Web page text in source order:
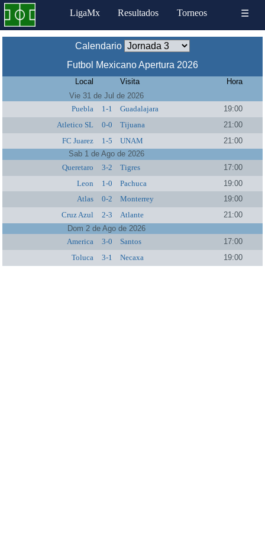
LigaMx Resultados Torneos ☰
Calendario
Futbol Mexicano Apertura 2026
Local Visita
Hora
Vie 31 de Jul de 2026
Puebla
1-1 Guadalajara
19:00
Atletico SL
0-0 Tijuana
21:00
FC Juarez
1-5 UNAM
21:00
Sab 1 de Ago de 2026
Queretaro
3-2 Tigres
17:00
Leon
1-0 Pachuca
19:00
Atlas
0-2 Monterrey
19:00
Cruz Azul
2-3 Atlante
21:00
Dom 2 de Ago de 2026
America
3-0 Santos
17:00
Toluca
3-1 Necaxa 19:00